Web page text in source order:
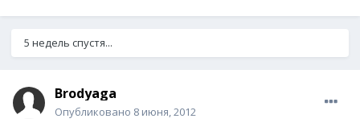
5 недель спустя...
Brodyaga
Опубликовано 8 июня, 2012